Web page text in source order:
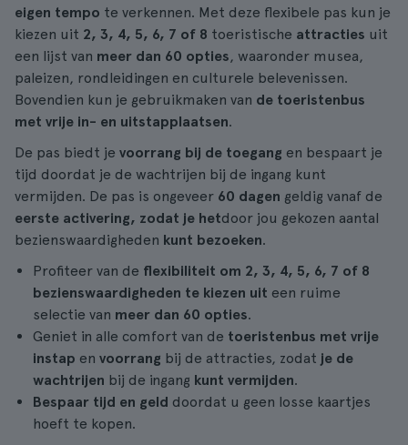
eigen tempo te verkennen. Met deze flexibele pas kun je
kiezen uit 2, 3, 4, 5, 6, 7 of 8 toeristische attracties uit
een lijst van meer dan 60 opties, waaronder musea,
paleizen, rondleidingen en culturele belevenissen.
Bovendien kun je gebruikmaken van de toeristenbus
met vrije in- en uitstapplaatsen.
De pas biedt je voorrang bij de toegang en bespaart je
tijd doordat je de wachtrijen bij de ingang kunt
vermijden. De pas is ongeveer 60 dagen geldig vanaf de
eerste activering, zodat je hetdoor jou gekozen aantal
bezienswaardigheden kunt bezoeken.
Profiteer van de flexibiliteit om 2, 3, 4, 5, 6, 7 of 8
bezienswaardigheden te kiezen uit een ruime
selectie van meer dan 60 opties.
Geniet in alle comfort van de toeristenbus met vrije
instap en voorrang bij de attracties, zodat je de
wachtrijen bij de ingang kunt vermijden.
Bespaar tijd en geld doordat u geen losse kaartjes
hoeft te kopen.